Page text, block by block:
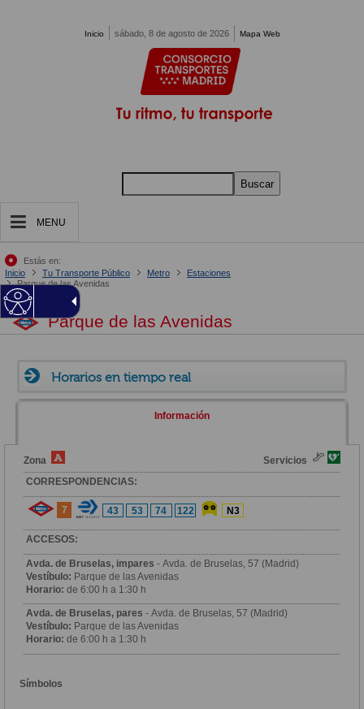
Inicio sábado, 8 de agosto de 2026 Mapa Web
Buscar
MENU
Estás en:
Inicio
Tu Transporte Público Metro
Estaciones
Parque de las Avenidas
Parque de las Avenidas
Horarios en tiempo real
Información
Zona
Servicios
CORRESPONDENCIAS:
7 43 53 74 122 N3
ACCESOS:
Avda. de Bruselas, impares - Avda. de Bruselas, 57 (Madrid)
Vestíbulo: Parque de las Avenidas
Horario: de 6:00 h a 1:30 h
Avda. de Bruselas, pares - Avda. de Bruselas, 57 (Madrid)
Vestíbulo: Parque de las Avenidas
Horario: de 6:00 h a 1:30 h
Símbolos